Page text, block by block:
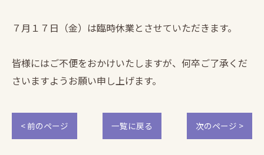
７月１７日（金）は臨時休業とさせていただきます。
皆様にはご不便をおかけいたしますが、何卒ご了承くだ
さいますようお願い申し上げます。
< 前のページ 一覧に戻る 次のページ >